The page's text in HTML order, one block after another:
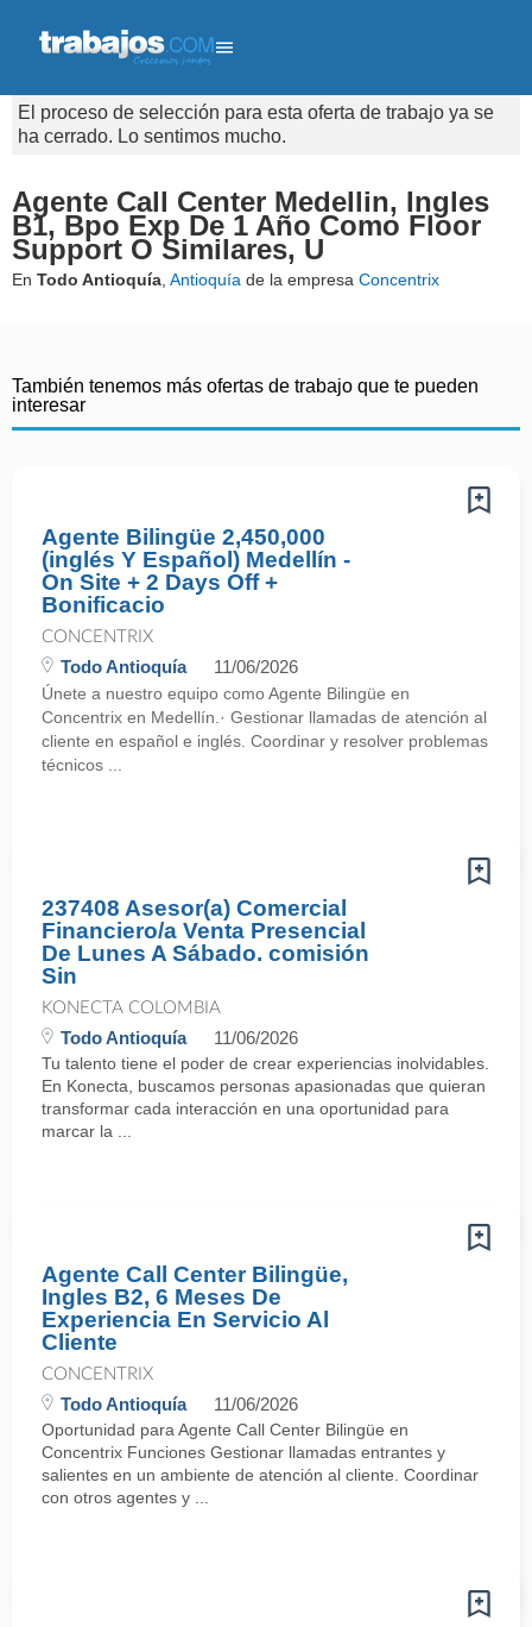
El proceso de selección para esta oferta de trabajo ya se
ha cerrado. Lo sentimos mucho.
Agente Call Center Medellin, Ingles
B1, Bpo Exp De 1 Año Como Floor
Support O Similares, U
En Todo Antioquía Antioquía de la empresa Concentrix
También tenemos más ofertas de trabajo que te pueden
interesar
Agente Bilingüe 2,450,000
(inglés Y Español) Medellín -
On Site + 2 Days Off +
Bonificacio
CONCENTRIX
Todo Antioquía 11/06/2026
Únete a nuestro equipo como Agente Bilingüe en
Concentrix en Medellín.· Gestionar llamadas de atención al
cliente en español e inglés. Coordinar y resolver problemas
técnicos ...
237408 Asesor(a) Comercial
Financiero/a Venta Presencial
De Lunes A Sábado. comisión
Sin
KONECTA COLOMBIA
Todo Antioquía 11/06/2026
Tu talento tiene el poder de crear experiencias inolvidables.
En Konecta, buscamos personas apasionadas que quieran
transformar cada interacción en una oportunidad para
marcar la ...
Agente Call Center Bilingüe,
Ingles B2, 6 Meses De
Experiencia En Servicio Al
Cliente
CONCENTRIX
Todo Antioquía 11/06/2026
Oportunidad para Agente Call Center Bilingüe en
Concentrix Funciones Gestionar llamadas entrantes y
salientes en un ambiente de atención al cliente. Coordinar
con otros agentes y ...